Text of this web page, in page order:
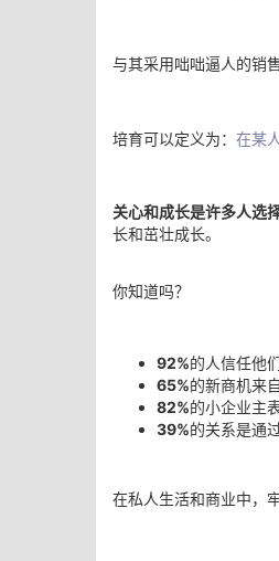
与其采用咄咄逼人的销
培育可以定义为： 在某
关心和成长是许多人选
长和茁壮成长。
你知道吗？
92%的人信任他
65%的新商机来
82%的小企业主
39%的关系是通
在私人生活和商业中，